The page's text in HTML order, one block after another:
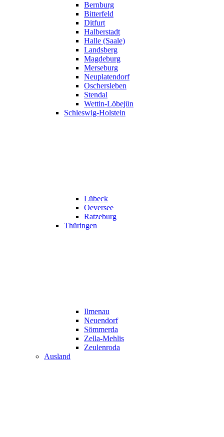
Bernburg
Bitterfeld
Ditfurt
Halberstadt
Halle (Saale)
Landsberg
Magdeburg
Merseburg
Neuplatendorf
Oschersleben
Stendal
Wettin-Löbejün
Schleswig-Holstein
Lübeck
Oeversee
Ratzeburg
Thüringen
Ilmenau
Neuendorf
Sömmerda
Zella-Mehlis
Zeulenroda
Ausland